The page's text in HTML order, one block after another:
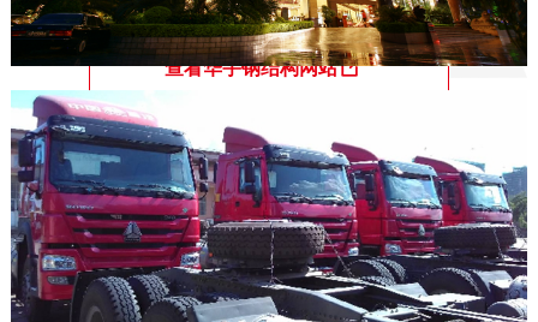
查看华宇钢结构网站
2000年，隶属于广东名冠集团，是一家专
业研发、生产、销售镀铝/镀铝锌基板及
高性能有机彩涂板的高新技术企业。自成
立以来，先后投入十多亿元，分别从日
本、奥地利引进多条产品生产线，包括酸洗板生产线、冷轧